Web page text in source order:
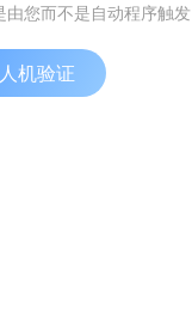
由您而不是自动程序触发
机验证